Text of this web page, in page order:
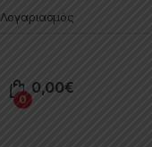
Λογαριασμός
0
0,00€